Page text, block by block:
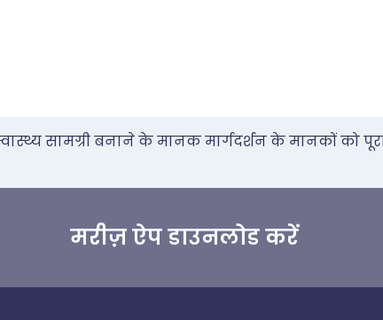
सामग्री बनाने के मानक मार्गदर्शन के मानकों को
मरीज़ ऐप डाउनलोड करें